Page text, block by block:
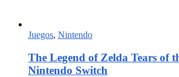
Juegos, Nintendo
The Legend of Zelda Tears of
Nintendo Switch